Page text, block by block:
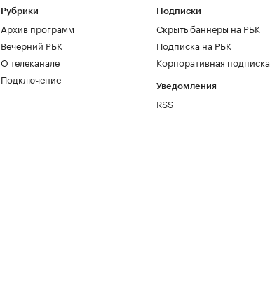
Рубрики
Архив программ
Вечерний РБК
О телеканале
Подключение
Подписки
Скрыть баннеры на РБК
Подписка на РБК
Корпоративная подписка
Уведомления
RSS